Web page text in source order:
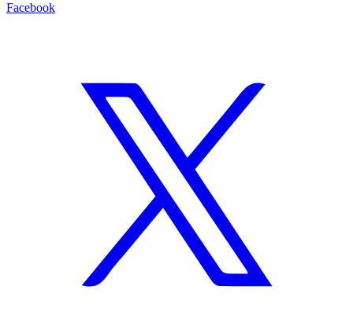
Facebook